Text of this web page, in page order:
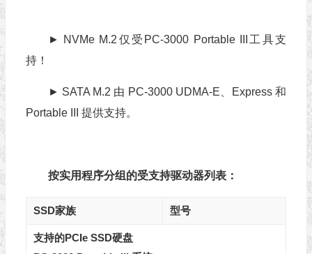
► NVMe M.2仅受PC-3000 Portable III工具支
持！
► SATA M.2 由 PC-3000 UDMA-E、Express 和
Portable III 提供支持。
按实用程序分组的受支持驱动器列表：
SSD家族 型号
支持的PCIe SSD硬盘